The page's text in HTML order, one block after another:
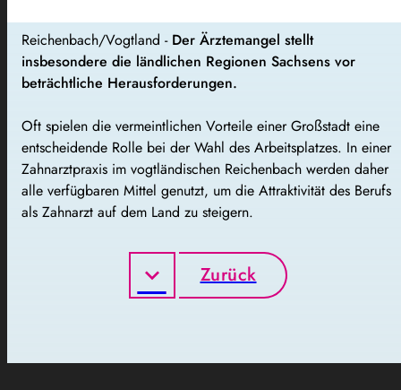
Reichenbach/Vogtland - Der Ärztemangel stellt
insbesondere die ländlichen Regionen Sachsens vor
beträchtliche Herausforderungen.
Oft spielen die vermeintlichen Vorteile einer Großstadt eine
entscheidende Rolle bei der Wahl des Arbeitsplatzes. In einer
Zahnarztpraxis im vogtländischen Reichenbach werden daher
alle verfügbaren Mittel genutzt, um die Attraktivität des Berufs
als Zahnarzt auf dem Land zu steigern.
Zurück